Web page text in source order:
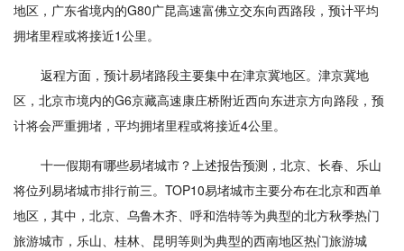
地区，广东省境内的G80广昆高速富佛立交东向西路段，预计平均
拥堵里程或将接近1公里。
返程方面，预计易堵路段主要集中在津京冀地区。津京冀地
区，北京市境内的G6京藏高速康庄桥附近西向东进京方向路段，预
计将会严重拥堵，平均拥堵里程或将接近4公里。
十一假期有哪些易堵城市？上述报告预测，北京、长春、乐山
将位列易堵城市排行前三。TOP10易堵城市主要分布在北京和西单
地区，其中，北京、乌鲁木齐、呼和浩特等为典型的北方秋季热门
旅游城市，乐山、桂林、昆明等则为典型的西南地区热门旅游城